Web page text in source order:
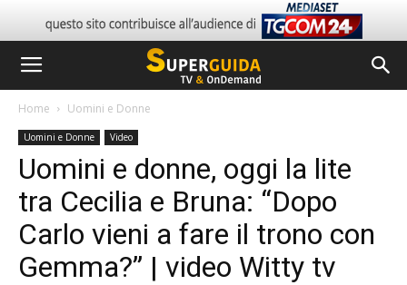
Home Uomini e Donne
Uomini e Donne Video
Uomini e donne, oggi la lite
tra Cecilia e Bruna: “Dopo
Carlo vieni a fare il trono con
Gemma?” | video Witty tv